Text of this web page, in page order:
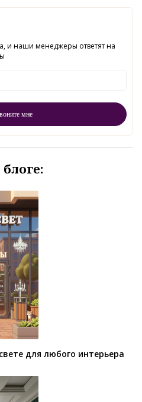
и наши менеджеры ответят на
для любого интерьера